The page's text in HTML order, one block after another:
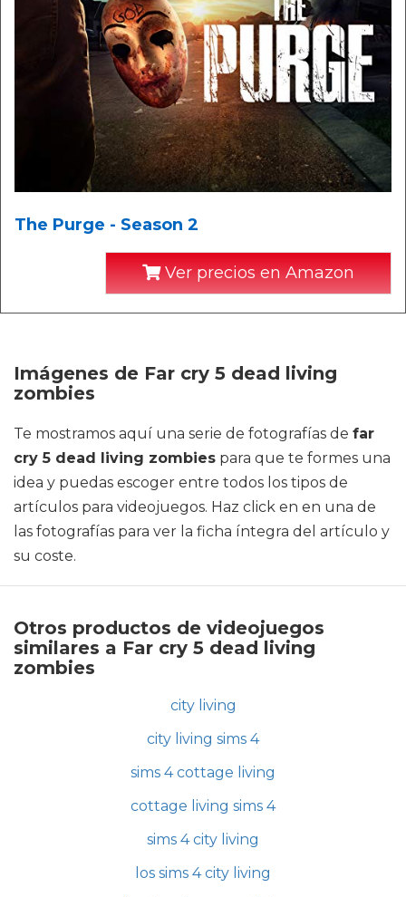
The Purge - Season 2
Ver precios en Amazon
Imágenes de Far cry 5 dead living
zombies
Te mostramos aquí una serie de fotografías de far
cry 5 dead living zombies para que te formes una
idea y puedas escoger entre todos los tipos de
artículos para videojuegos. Haz click en en una de
las fotografías para ver la ficha íntegra del artículo y
su coste.
Otros productos de videojuegos
similares a Far cry 5 dead living
zombies
city living
city living sims 4
sims 4 cottage living
cottage living sims 4
sims 4 city living
los sims 4 city living